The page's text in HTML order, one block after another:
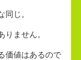
同じ。
りません。
価値はあるので